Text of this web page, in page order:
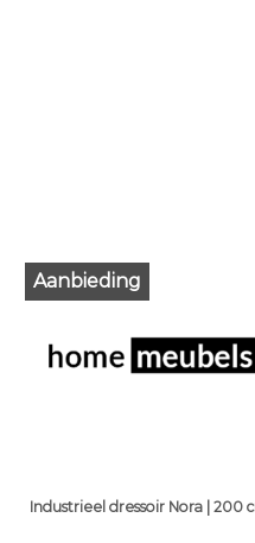
Aanbieding
Industrieel dressoir Nora | 200